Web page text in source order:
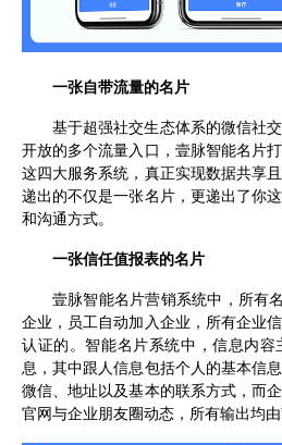
一张自带流量的名片
基于超强社交生态体系的微信社
开放的多个流量入口，壹脉智能名片
这四大服务系统，真正实现数据共享
递出的不仅是一张名片，更递出了你
和沟通方式。
一张信任值报表的名片
壹脉智能名片营销系统中，所有
企业，员工自动加入企业，所有企业
认证的。智能名片系统中，信息内
息，其中跟人信息包括个人的基本信
微信、地址以及基本的联系方式，而
官网与企业朋友圈动态，所有输出均由